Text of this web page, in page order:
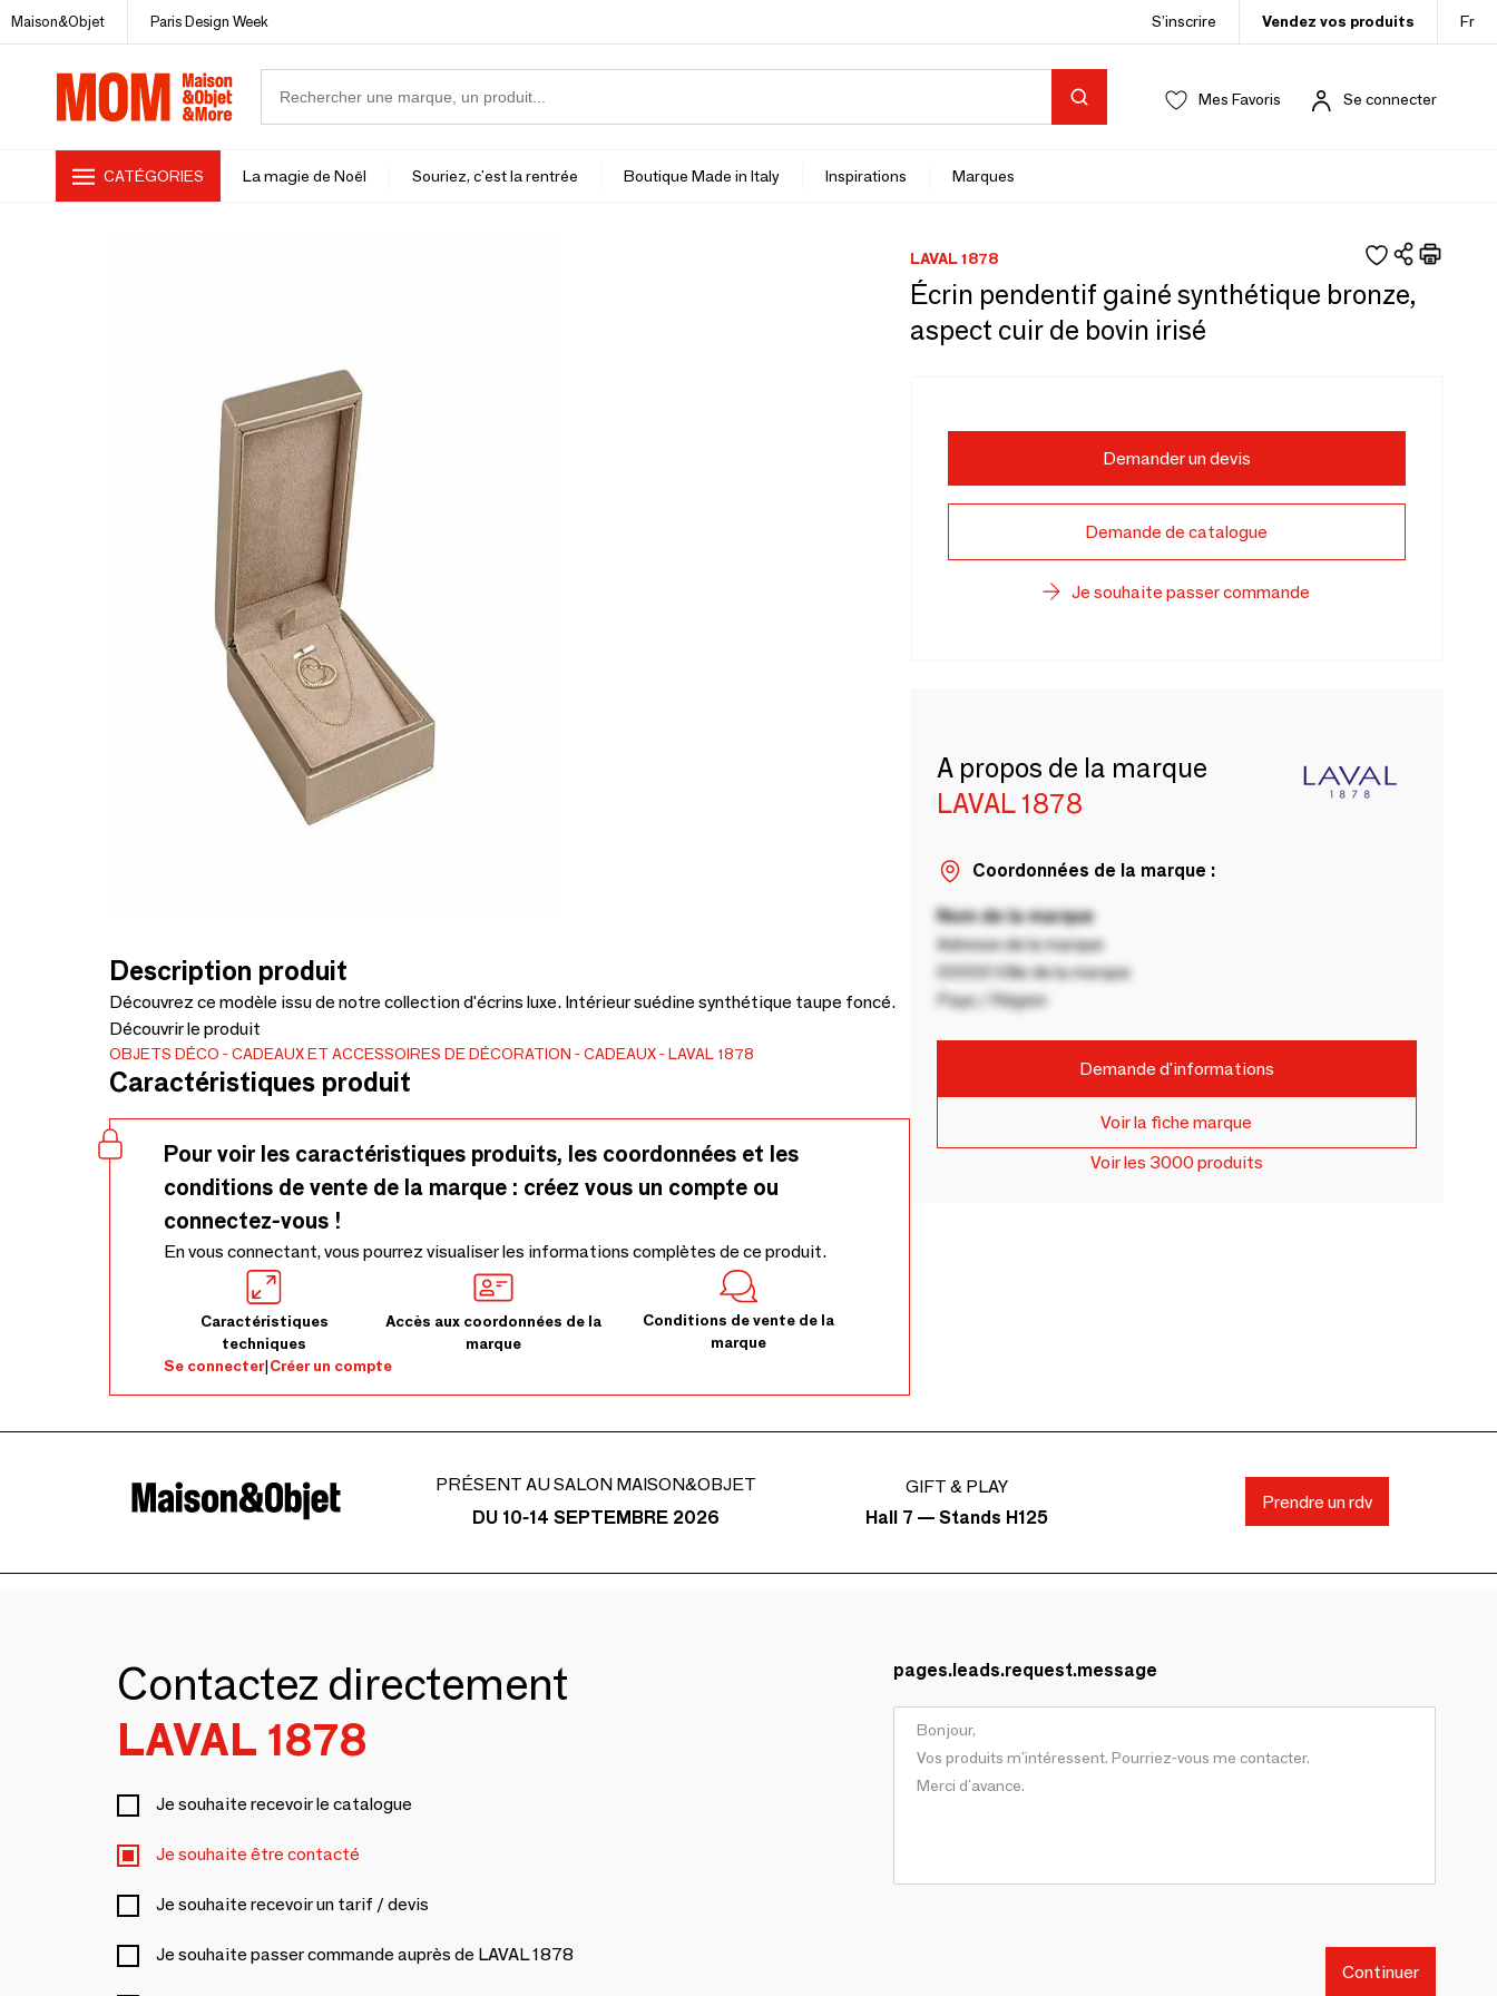
Maison&Objet Paris Design Week S’inscrire Vendez vos produits Fr
Mes Favoris Se connecter
CATÉGORIES La magie de Noël Souriez, c'est la rentrée Boutique Made in Italy Inspirations Marques
Description produit
Découvrez ce modèle issu de notre collection d'écrins luxe. Intérieur suédine synthétique taupe foncé.
Découvrir le produit
OBJETS DÉCO CADEAUX ET ACCESSOIRES DE DÉCORATION CADEAUX LAVAL 1878
Caractéristiques produit
Pour voir les caractéristiques produits, les coordonnées et les
conditions de vente de la marque : créez vous un compte ou
connectez-vous !
En vous connectant, vous pourrez visualiser les informations complètes de ce produit.
Caractéristiques
techniques
Accès aux coordonnées de la
marque
Conditions de vente de la
marque
Se connecter|Créer un compte
LAVAL 1878
Écrin pendentif gainé synthétique bronze,
aspect cuir de bovin irisé
Demander un devis
Demande de catalogue
Je souhaite passer commande
A propos de la marque
LAVAL 1878
Coordonnées de la marque :
Nom de la marque
Adresse de la marque
00000 Ville de la marque
Pays / Région
Demande d'informations
Voir la fiche marque
Voir les 3000 produits
PRÉSENT AU SALON MAISON&OBJET
DU 10-14 SEPTEMBRE 2026
GIFT & PLAY
Hall 7 — Stands H125
Prendre un rdv
Contactez directement
LAVAL 1878
Je souhaite recevoir le catalogue
Je souhaite être contacté
Je souhaite recevoir un tarif / devis
Je souhaite passer commande auprès de LAVAL 1878
pages.leads.request.message
Continuer